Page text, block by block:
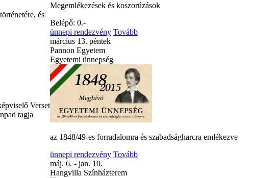
és
Verset
tagja
Megemlékezések és koszorúzások
Belépő: 0.-
ünnepi rendezvény Tovább
március 13. péntek
Pannon Egyetem
Egyetemi ünnepség
az 1848/49-es forradalomra és szabadságharcra emlékezve
ünnepi rendezvény Tovább
máj. 6. - jan. 10.
Hangvilla Színházterem